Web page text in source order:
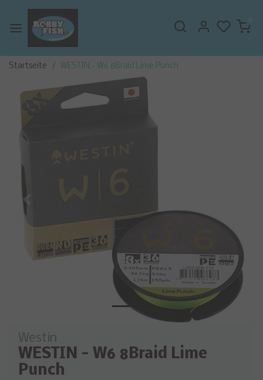
0
Startseite WESTIN - W6 8Braid Lime Punch
Zurück
Westin
WESTIN - W6 8Braid Lime
Punch